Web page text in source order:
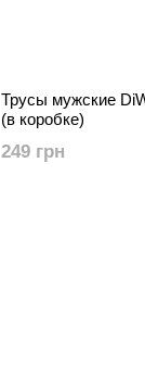
Трусы мужские
(в коробке)
249 грн